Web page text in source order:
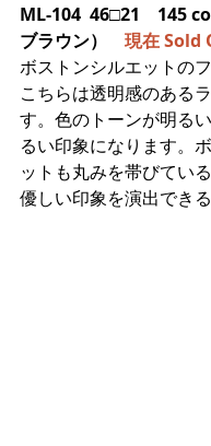
ML-104  46□21　145
ブラウン） 現在 Sold
ボストンシルエットのフ
こちらは透明感のある
す。色のトーンが明る
るい印象になります。
ットも丸みを帯びてい
優しい印象を演出できる